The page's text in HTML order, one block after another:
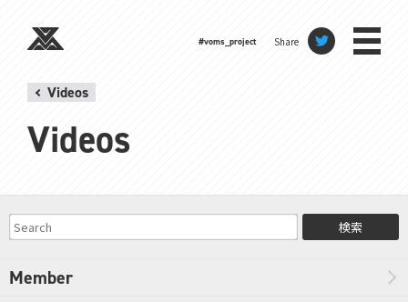
#voms_project Share
Videos
Videos
検索
Member